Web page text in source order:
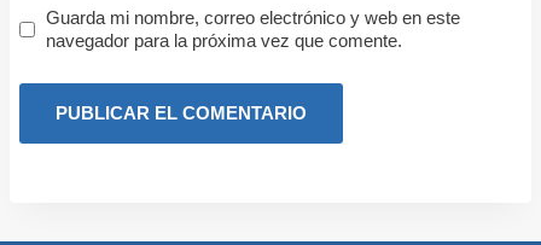
Guarda mi nombre, correo electrónico y web en este
navegador para la próxima vez que comente.